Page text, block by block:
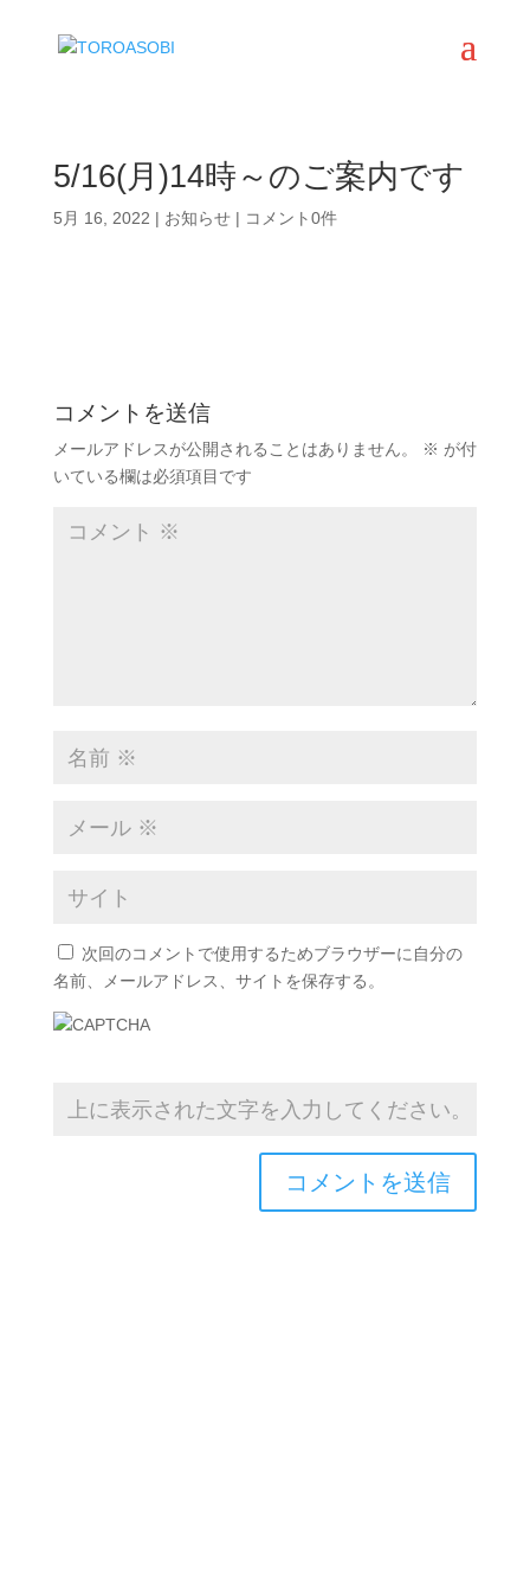
5/16(月)14時～のご案内です
5月 16, 2022 | お知らせ| コメント0件
コメントを送信
メールアドレスが公開されることはありません。 ※ が付
いている欄は必須項目です
次回のコメントで使用するためブラウザーに自分の
名前、メールアドレス、サイトを保存する。